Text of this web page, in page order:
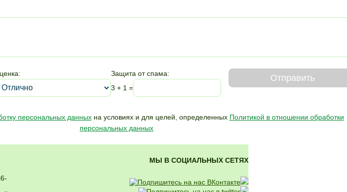
Защита от спама:
3 + 1 =
Отправить
персональных данныхна условиях и для целей, определенных Политикой в отношении обработки
персональных данных
МЫ В СОЦИАЛЬНЫХ СЕТЯХ